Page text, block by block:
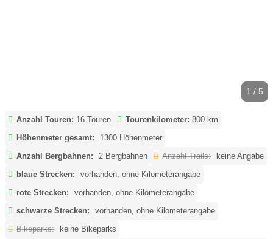
1 / 5
Anzahl Touren: 16 Touren Tourenkilometer: 800 km
Höhenmeter gesamt:
1300 Höhenmeter
Anzahl Bergbahnen:
2 Bergbahnen Anzahl Trails:
keine Angabe
blaue Strecken:
vorhanden, ohne Kilometerangabe
rote Strecken:
vorhanden, ohne Kilometerangabe
schwarze Strecken:
vorhanden, ohne Kilometerangabe
Bikeparks:
keine Bikeparks